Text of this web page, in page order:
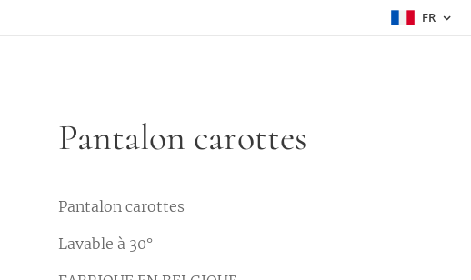
FR
Pantalon carottes
Pantalon carottes
Lavable à 30°